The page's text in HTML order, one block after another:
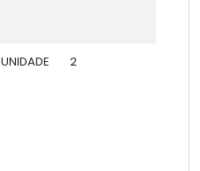
UNIDADE 2